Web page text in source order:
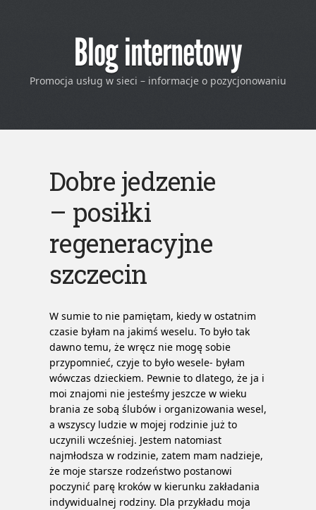
Blog internetowy
Promocja usług w sieci – informacje o pozycjonowaniu
Dobre jedzenie
– posiłki
regeneracyjne
szczecin
W sumie to nie pamiętam, kiedy w ostatnim
czasie byłam na jakimś weselu. To było tak
dawno temu, że wręcz nie mogę sobie
przypomnieć, czyje to było wesele- byłam
wówczas dzieckiem. Pewnie to dlatego, że ja i
moi znajomi nie jesteśmy jeszcze w wieku
brania ze sobą ślubów i organizowania wesel,
a wszyscy ludzie w mojej rodzinie już to
uczynili wcześniej. Jestem natomiast
najmłodsza w rodzinie, zatem mam nadzieje,
że moje starsze rodzeństwo postanowi
poczynić parę kroków w kierunku zakładania
indywidualnej rodziny. Dla przykładu moja